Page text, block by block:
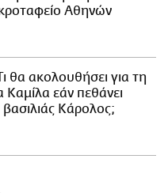
Αθηνών
θα ακολουθήσει για τη
Καμίλα εάν πεθάνει
Κάρολος;